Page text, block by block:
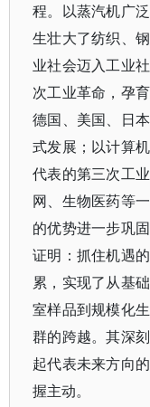
程。以蒸汽机广
生壮大了纺织、
业社会迈入工业
次工业革命，孕
德国、美国、日
式发展；以计算
代表的第三次工
网、生物医药等
的优势进一步巩
证明：抓住机遇
累，实现了从基
室样品到规模化
群的跨越。其深
起代表未来方向
握主动。